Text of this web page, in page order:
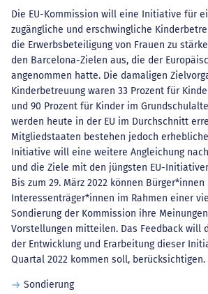
Die EU-Kommission will eine Initiative für
zugängliche und erschwingliche
die Erwerbsbeteiligung von Frauen zu
den Barcelona-Zielen aus, die der
angenommen hatte. Die damaligen
Kinderbetreuung waren 33 Prozent für
und 90 Prozent für Kinder im
werden heute in der EU im Durchschnitt
Mitgliedstaaten bestehen jedoch
Initiative will eine weitere Angleichung
und die Ziele mit den jüngsten EU-
Bis zum 29. März 2022 können Bürger*innen
Interessenträger*innen im Rahmen einer
Sondierung der Kommission ihre
Vorstellungen mitteilen. Das Feedback will
der Entwicklung und Erarbeitung dieser
Quartal 2022 kommen soll, berücksichtigen.
Sondierung